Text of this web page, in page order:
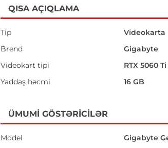
QISA AÇIQLAMA
Tip
Videokarta
Brend
Gigabyte
Videokart tipi
RTX 5060 Ti
Yaddaş həcmi
16 GB
ÜMUMI GÖSTƏRICILƏR
Model
Gigabyte